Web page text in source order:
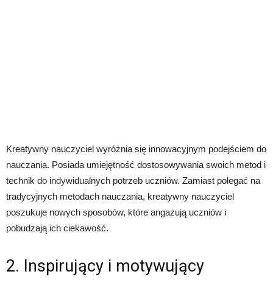
Kreatywny nauczyciel wyróżnia się innowacyjnym podejściem do
nauczania. Posiada umiejętność dostosowywania swoich metod i
technik do indywidualnych potrzeb uczniów. Zamiast polegać na
tradycyjnych metodach nauczania, kreatywny nauczyciel
poszukuje nowych sposobów, które angażują uczniów i
pobudzają ich ciekawość.
2. Inspirujący i motywujący